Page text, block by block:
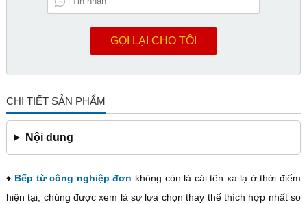
GỌI LẠI CHO TÔI
CHI TIẾT SẢN PHẨM
Nội dung
♦ Bếp từ công nghiệp đơn không còn là cái tên xa lạ ở thời điểm
hiện tại, chúng được xem là sự lựa chọn thay thế thích hợp nhất so